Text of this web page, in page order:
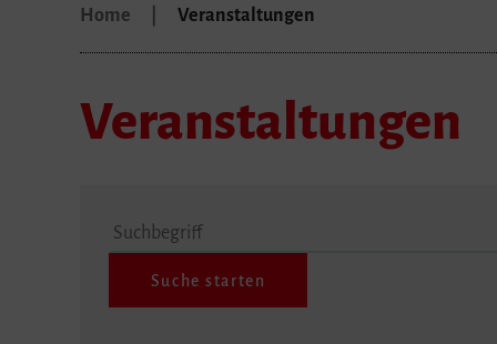
Home Veranstaltungen
Veranstaltungen
Suchbegriff